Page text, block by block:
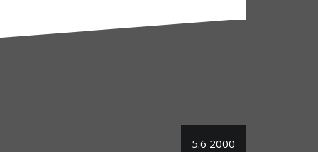
5.6 2000